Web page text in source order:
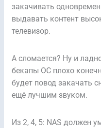
закачивать
выдавать контент
телевизор.
А сломается? Ну и
бекапы ОС плохо
будет повод закачать
ещё лучшим звуком.
Из 2, 4, 5: NAS должен